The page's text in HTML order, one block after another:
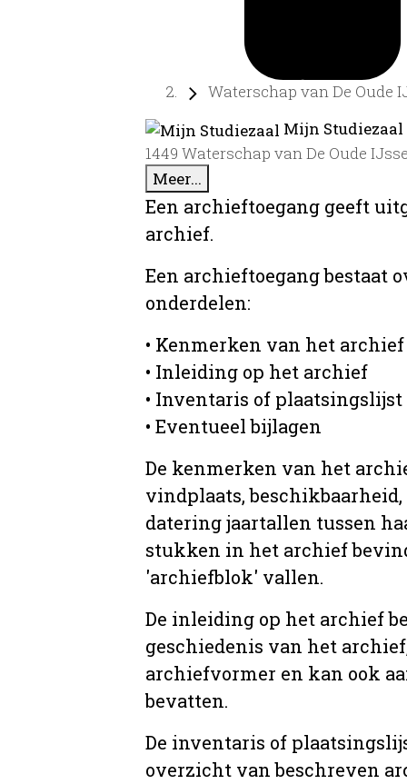
Waterschap van De Oude
Mijn
1449 Waterschap van De Oude
Meer...
Een archieftoegang geeft
archief.
Een archieftoegang bestaat
onderdelen:
• Kenmerken van het archief
• Inleiding op het archief
• Inventaris of plaatsingslijst
• Eventueel bijlagen
De kenmerken van het
vindplaats,
datering jaartallen tussen
stukken in het archief
'archiefblok' vallen.
De inleiding op het archief
geschiedenis van het
archiefvormer en kan ook
bevatten.
De inventaris of
overzicht van beschreven